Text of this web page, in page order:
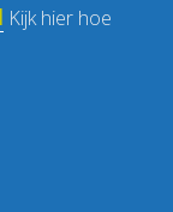
Kijk hier hoe